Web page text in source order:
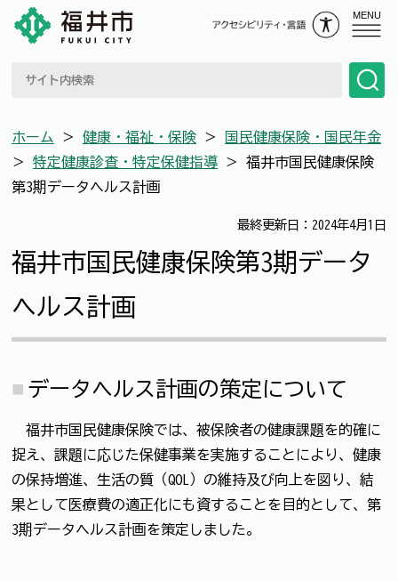
MENU
ホーム ＞ 健康・福祉・保険 ＞
国民健康保険・国民年金
＞ 特定健康診査・特定保健指導 ＞ 福井市国民健康保険
第3期データヘルス計画
最終更新日：2024年4月1日
福井市国民健康保険第3期データ
ヘルス計画
データヘルス計画の策定について
福井市国民健康保険では、被保険者の健康課題を的確に
捉え、課題に応じた保健事業を実施することにより、健康
の保持増進、生活の質（QOL）の維持及び向上を図り、結
果として医療費の適正化にも資することを目的として、第
3期データヘルス計画を策定しました。